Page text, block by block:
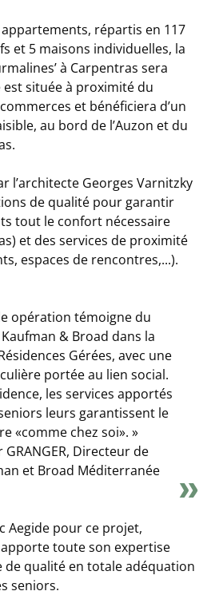
répartis en 117
et 5 maisons individuelles, la
à Carpentras sera
est située à proximité du
et bénéficiera d’un
au bord de l’Auzon et du
l’architecte Georges Varnitzky
de qualité pour garantir
tout le confort nécessaire
et des services de proximité
espaces de rencontres,...).
opération témoigne du
& Broad dans la
Gérées, avec une
portée au lien social.
les services apportés
leurs garantissent le
«comme chez soi». »
Directeur de
et Broad Méditerranée
Aegide pour ce projet,
toute son expertise
de qualité en totale adéquation
seniors.